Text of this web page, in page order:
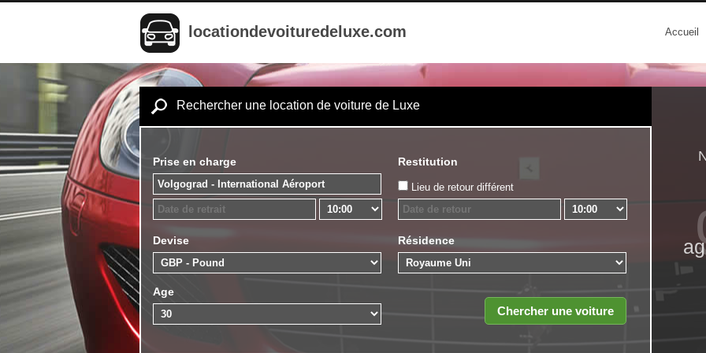
locationdevoituredeluxe.com Accueil
Rechercher une location de voiture de Luxe
Prise en charge Restitution
Lieu de retour différent
Devise Résidence
Age